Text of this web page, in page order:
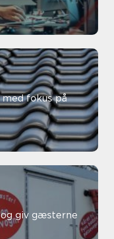
fokus på
giv gæsterne